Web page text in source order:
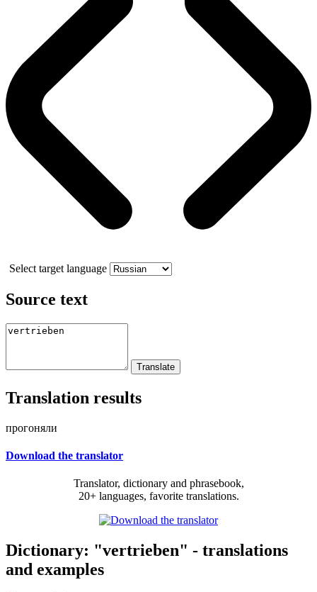
Select target language
Source text
Translation results
прогоняли
Download the translator
Translator, dictionary and phrasebook,
20+ languages, favorite translations.
Dictionary: "vertrieben" - translations
and examples